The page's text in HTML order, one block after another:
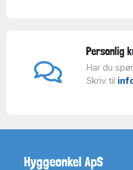
Personlig
Har du
Skriv til
Hyggeonkel ApS